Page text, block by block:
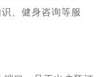
、健身咨询等服